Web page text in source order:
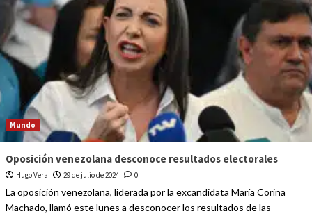
Mundo
Oposición venezolana desconoce resultados electorales
Hugo Vera 29 de julio de 2024 0
La oposición venezolana, liderada por la excandidata María Corina
Machado, llamó este lunes a desconocer los resultados de las